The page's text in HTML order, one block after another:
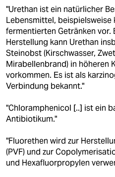
verlag
verlag
veranstaltungen
shop
fragen & hilfe
unterstützen
genossenschaft
"Urethan ist ein natürlicher
Lebensmittel, beispielsweise
fermentierten Getränken vor.
Herstellung kann Urethan
Steinobst (Kirschwasser,
Mirabellenbrand) in höheren
vorkommen. Es ist als
Verbindung bekannt."
"Chloramphenicol [..] ist ein
Antibiotikum."
"Fluorethen wird zur
(PVF) und zur
und Hexafluorpropylen